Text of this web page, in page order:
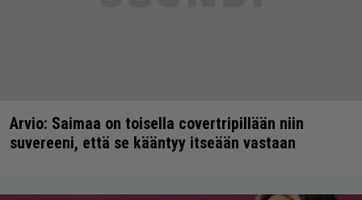
Arvio: Saimaa on toisella covertripillään niin
suvereeni, että se kääntyy itseään vastaan